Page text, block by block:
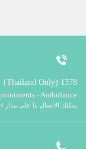
1378 (Thailand Only)
- Ambulance
يمكنك الاتصال بنا على مدار 24 ساعة